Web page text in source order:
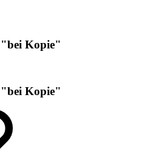
"bei Kopie"
"bei Kopie"